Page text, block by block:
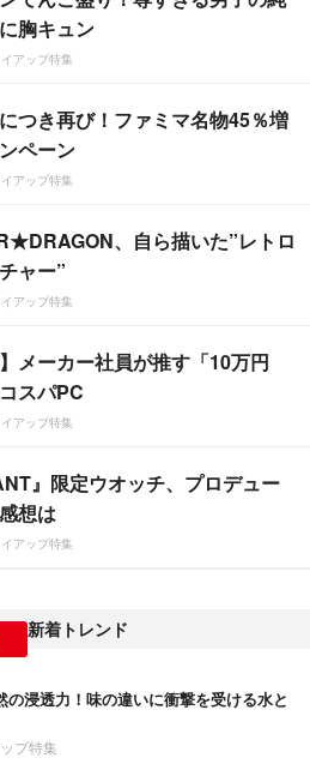
胸キュン
アップ特集
つき再び！ファミマ名物45％増
ペーン
アップ特集
、自ら描いた”レトロ
ャー”
アップ特集
】メーカー社員が推す「10万円
スパPC
アップ特集
』限定ウオッチ、プロデュー
想は
アップ特集
新着トレンド
の浸透力！味の違いに衝撃を受ける水と
プ特集